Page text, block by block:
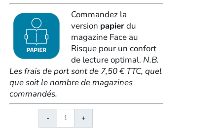
Commandez la
version papierdu
magazine Face au
Risque pour un confort
de lecture optimal. N.B.
Les frais de port sont de 7,50 € TTC, quel
que soit le nombre de magazines
commandés.
quantité